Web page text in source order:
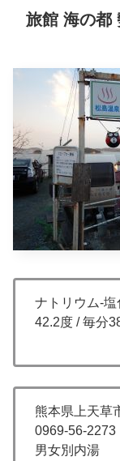
旅館 海の都
ナトリウム-塩
42.2度 / 毎分
熊本県上天草
0969-56-2273
男女別内湯